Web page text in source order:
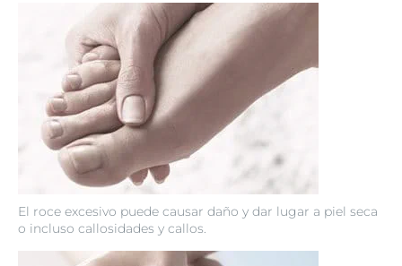
El roce excesivo puede causar daño y dar lugar a piel seca
o incluso callosidades y callos.